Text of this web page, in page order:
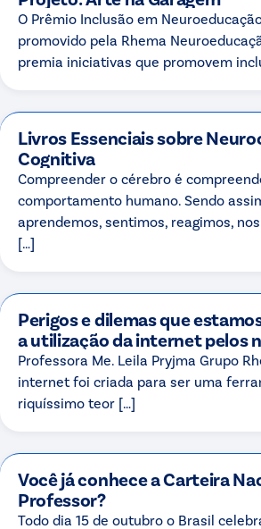
O Prêmio Inclusão em
promovido pela Rhema
premia iniciativas que promovem
Livros Essenciais sobre
Cognitiva
Compreender o cérebro é
comportamento humano. Sendo
aprendemos, sentimos, reagimos,
[…]
Perigos e dilemas que
a utilização da internet pelos
Professora Me. Leila Pryjma Grupo
internet foi criada para ser uma
riquíssimo teor […]
Você já conhece a Carteira
Professor?
Todo dia 15 de outubro o Brasil